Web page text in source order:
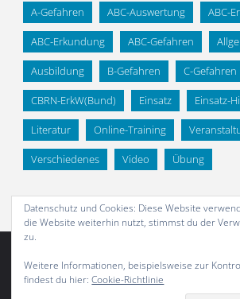
A-Gefahren ABC-Auswertung ABC-
ABC-Erkundung ABC-Gefahren
Ausbildung B-Gefahren C-Gefahren
CBRN-ErkW(Bund) Einsatz Einsatz-
Literatur Online-Training
Verschiedenes Video Übung
Datenschutz und Cookies: Diese Website
die Website weiterhin nutzt, stimmst du der
zu.
Weitere Informationen, beispielsweise zur
findest du hier:Cookie-Richtlinie